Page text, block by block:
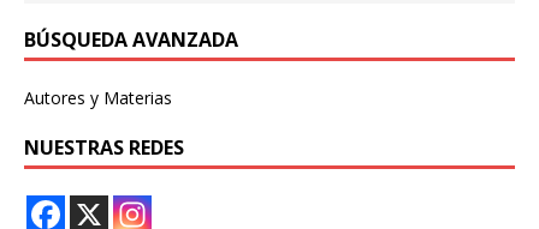
BÚSQUEDA AVANZADA
Autores y Materias
NUESTRAS REDES